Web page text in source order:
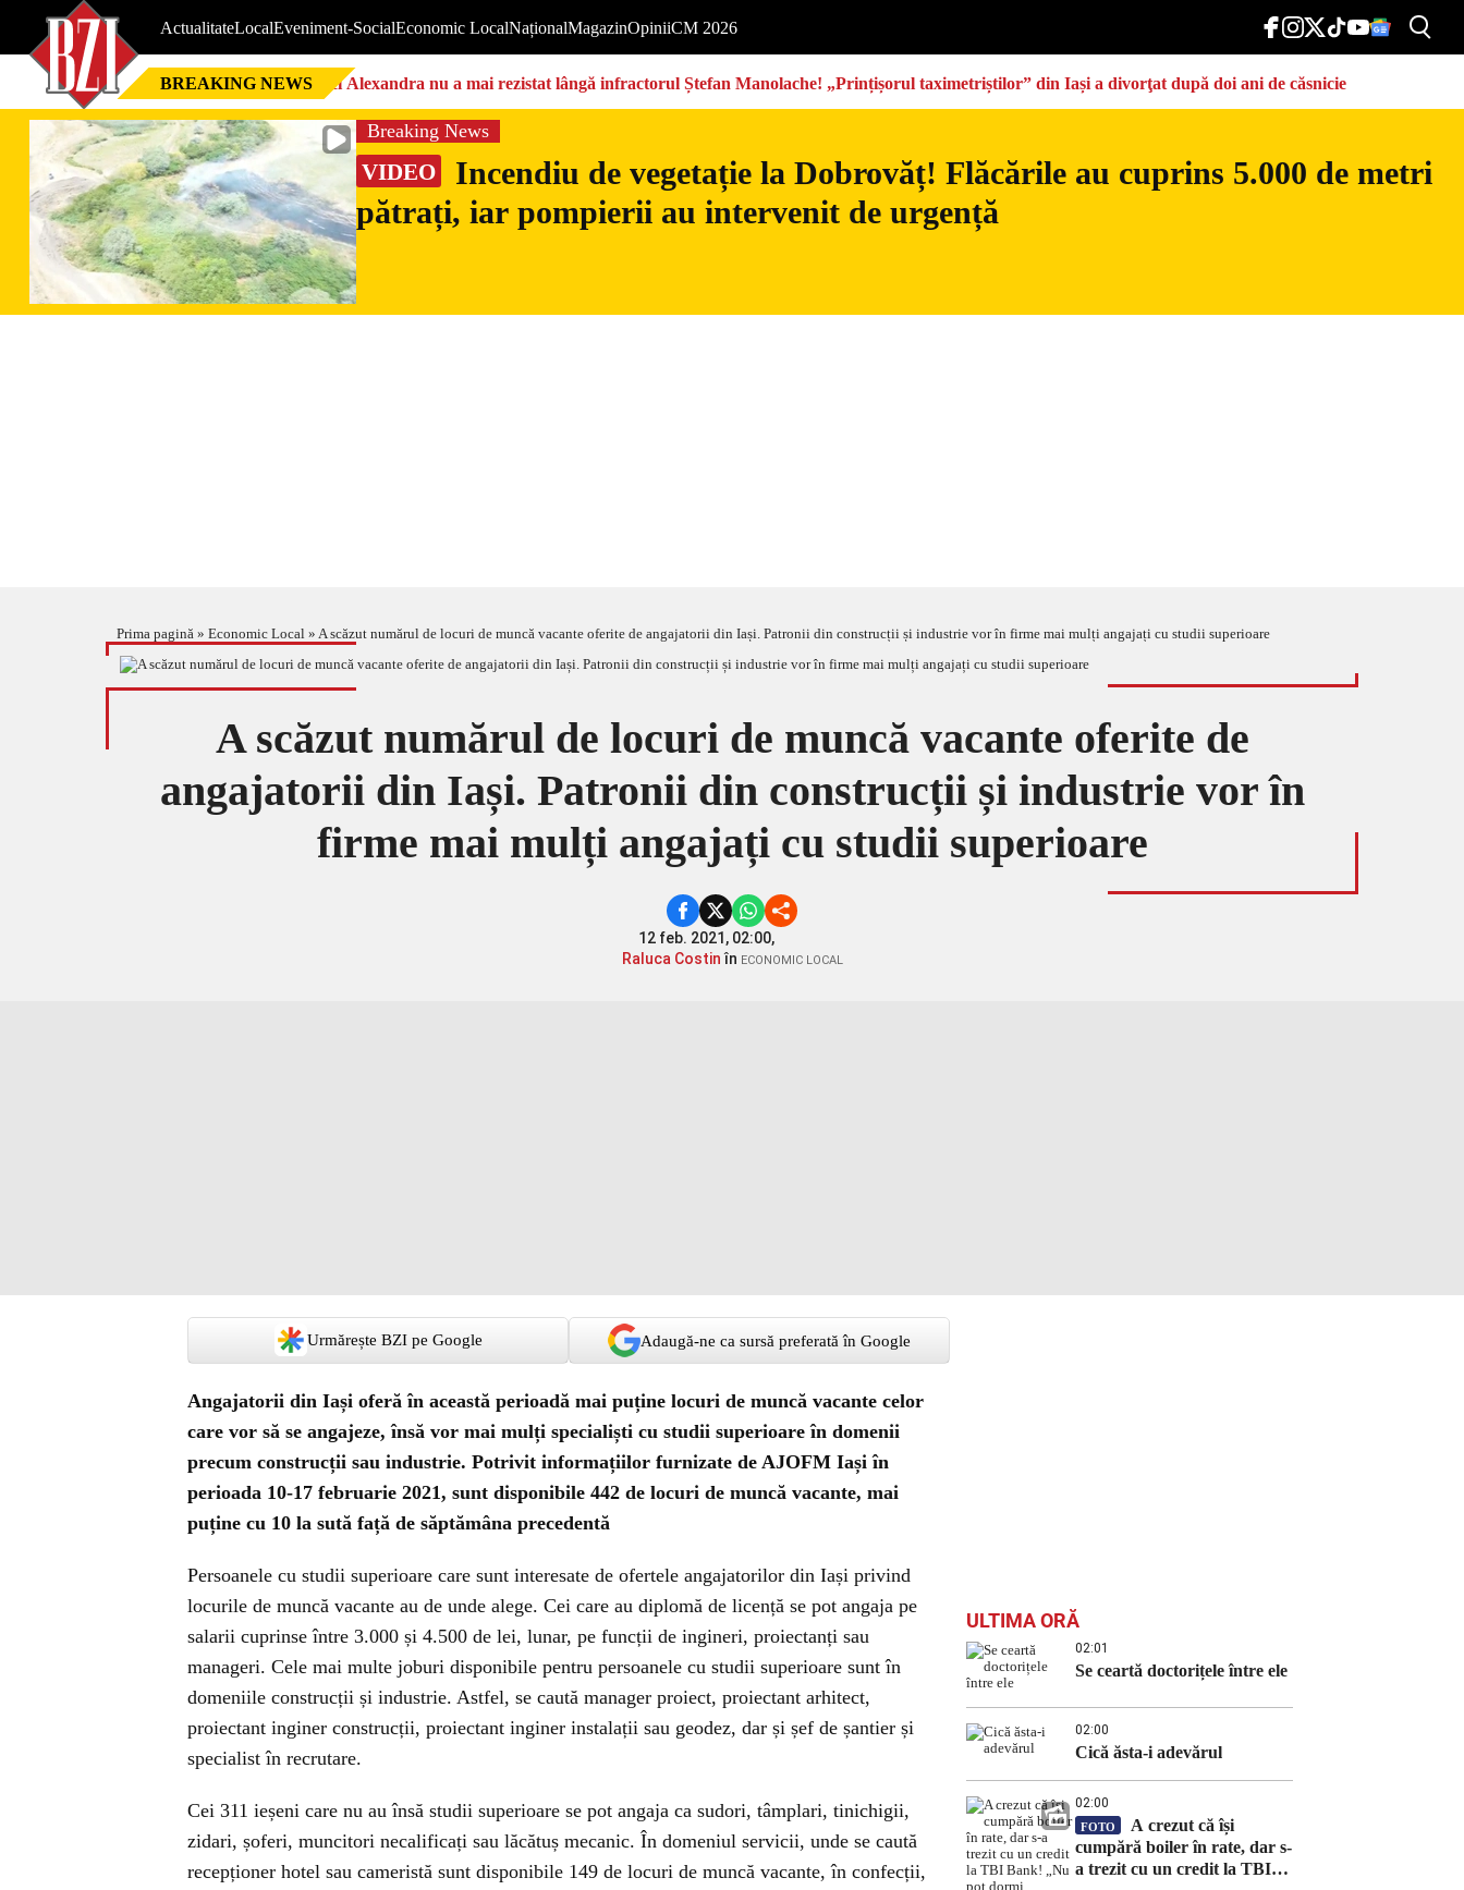
ActualitateLocalEveniment-SocialEconomic LocalNaționalMagazinOpiniiCM 2026
BREAKING NEWS Nici Alexandra nu a mai rezistat lângă infractorul Ștefan Manolache! „Prințișorul taximetriștilor” din Iași a divorţat după doi ani de căsnicie
Breaking News
VIDEO
Incendiu de vegetație la Dobrovăț! Flăcările au cuprins 5.000 de metri
pătrați, iar pompierii au intervenit de urgență
Prima pagină » Economic Local » A scăzut numărul de locuri de muncă vacante oferite de angajatorii din Iași. Patronii din construcții și industrie vor în firme mai mulți angajați cu studii superioare
A scăzut numărul de locuri de muncă vacante oferite de
angajatorii din Iași. Patronii din construcții și industrie vor în
firme mai mulți angajați cu studii superioare
12 feb. 2021, 02:00,
Raluca Costinîn ECONOMIC LOCAL
Urmărește BZI pe Google Adaugă-ne ca sursă preferată în Google
Angajatorii din Iași oferă în această perioadă mai puține locuri de muncă vacante celor
care vor să se angajeze, însă vor mai mulți specialiști cu studii superioare în domenii
precum construcții sau industrie. Potrivit informațiilor furnizate de AJOFM Iași în
perioada 10-17 februarie 2021, sunt disponibile 442 de locuri de muncă vacante, mai
puține cu 10 la sută față de săptămâna precedentă
Persoanele cu studii superioare care sunt interesate de ofertele angajatorilor din Iași privind
locurile de muncă vacante au de unde alege. Cei care au diplomă de licență se pot angaja pe
salarii cuprinse între 3.000 și 4.500 de lei, lunar, pe funcții de ingineri, proiectanți sau
manageri. Cele mai multe joburi disponibile pentru persoanele cu studii superioare sunt în
domeniile construcții și industrie. Astfel, se caută manager proiect, proiectant arhitect,
proiectant inginer construcții, proiectant inginer instalații sau geodez, dar și șef de șantier și
specialist în recrutare.
Cei 311 ieșeni care nu au însă studii superioare se pot angaja ca sudori, tâmplari, tinichigii,
zidari, șoferi, muncitori necalificați sau lăcătuș mecanic. În domeniul servicii, unde se caută
recepționer hotel sau cameristă sunt disponibile 149 de locuri de muncă vacante, în confecții,
ULTIMA ORĂ
02:01
Se ceartă doctorițele între ele
02:00
Cică ăsta-i adevărul
02:00
FOTO
A crezut că își
cumpără boiler în rate, dar s-
a trezit cu un credit la TBI